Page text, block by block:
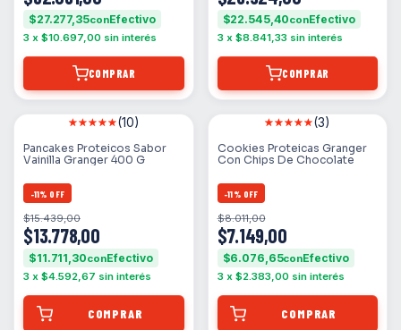
$27.277,35con
3 x $10.697,00 sin interés
COMPRAR
$22.545,40con
3 x $8.841,33 sin interés
COMPRAR
(10)
Pancakes Proteicos Sabor
Vainilla Granger 400 G
-11% OFF
$13.778,00
$15.439,00
$11.711,30con
3 x $4.592,67 sin interés
(3)
Cookies Proteicas Granger
Con Chips De Chocolate
-11% OFF
$7.149,00
$8.011,00
$6.076,65con
3 x $2.383,00 sin interés